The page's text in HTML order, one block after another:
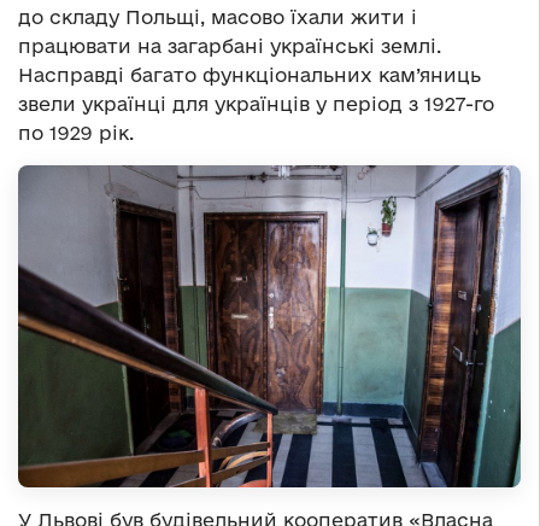
до складу Польщі, масово їхали жити і
працювати на загарбані українські землі.
Насправді багато функціональних кам’яниць
звели українці для українців у період з 1927-го
по 1929 рік.
У Львові був будівельний кооператив «Власна